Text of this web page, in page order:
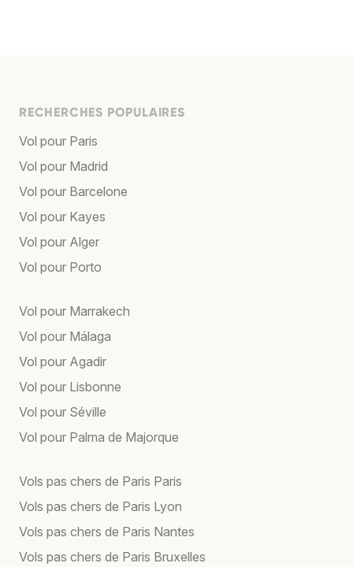
RECHERCHES POPULAIRES
Vol pour Paris
Vol pour Madrid
Vol pour Barcelone
Vol pour Kayes
Vol pour Alger
Vol pour Porto
Vol pour Marrakech
Vol pour Málaga
Vol pour Agadir
Vol pour Lisbonne
Vol pour Séville
Vol pour Palma de Majorque
Vols pas chers de Paris Paris
Vols pas chers de Paris Lyon
Vols pas chers de Paris Nantes
Vols pas chers de Paris Bruxelles